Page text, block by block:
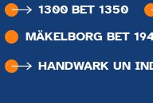
1300 BET 1350
MÄKELBORG BET
HANDWARK UN